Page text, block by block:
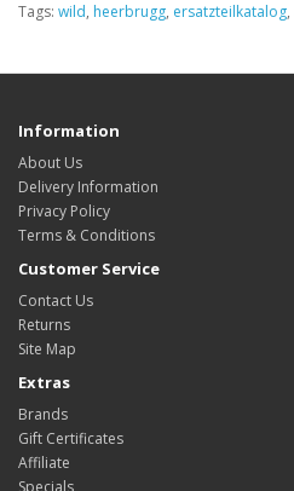
Tags: wild, heerbrugg, ersatzteilkatalog,
Information
About Us
Delivery Information
Privacy Policy
Terms & Conditions
Customer Service
Contact Us
Returns
Site Map
Extras
Brands
Gift Certificates
Affiliate
Specials